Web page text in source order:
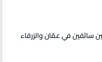
سائقين في عمّان والزرقاء